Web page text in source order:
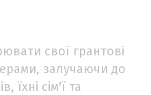
свої грантові
залучаючи до
їхні сім'ї та